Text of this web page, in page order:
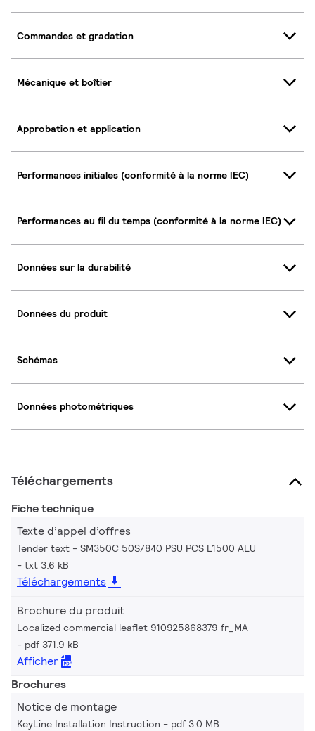
Commandes et gradation
Mécanique et boîtier
Approbation et application
Performances initiales (conformité à la norme IEC)
Performances au fil du temps (conformité à la norme IEC)
Données sur la durabilité
Données du produit
Schémas
Données photométriques
Téléchargements
Fiche technique
Texte d’appel d’offres
Tender text - SM350C 50S/840 PSU PCS L1500 ALU
txt 3.6 kB
Téléchargements
Brochure du produit
Localized commercial leaflet 910925868379 fr_MA
pdf 371.9 kB
Afficher
Brochures
Notice de montage
KeyLine Installation Instruction pdf 3.0 MB